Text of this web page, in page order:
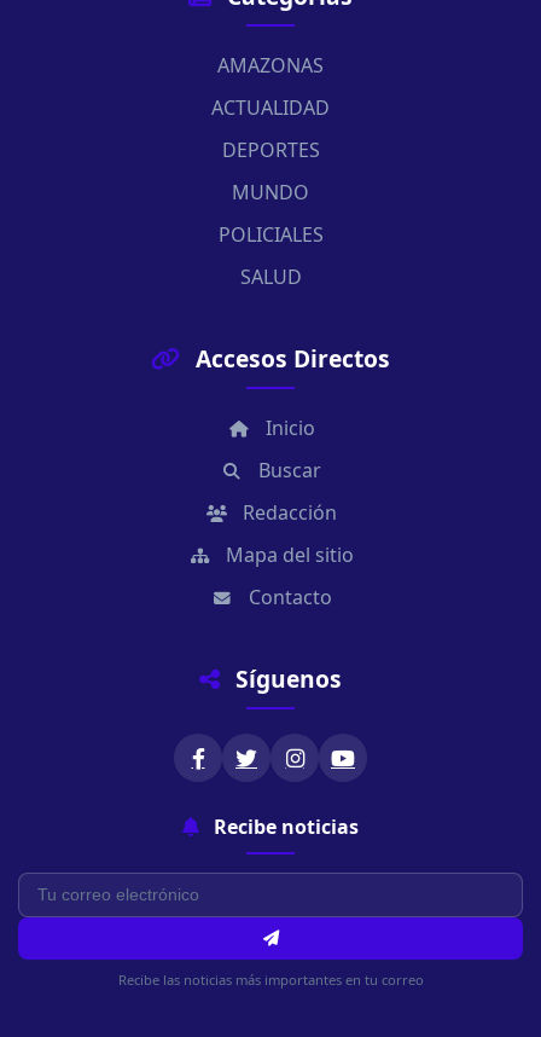
AMAZONAS
ACTUALIDAD
DEPORTES
MUNDO
POLICIALES
SALUD
Accesos Directos
Inicio
Buscar
Redacción
Mapa del sitio
Contacto
Síguenos
Recibe noticias
Recibe las noticias más importantes en tu correo